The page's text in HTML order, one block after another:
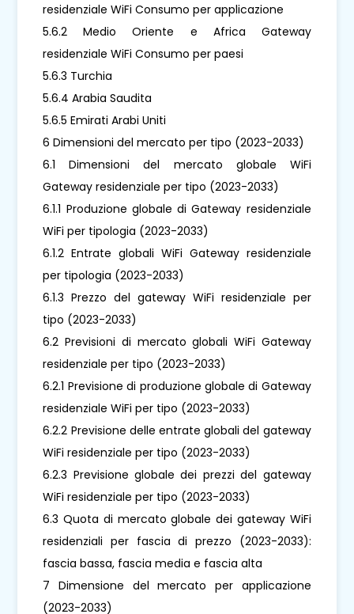
residenziale WiFi Consumo per applicazione
5.6.2 Medio Oriente e Africa Gateway
residenziale WiFi Consumo per paesi
5.6.3 Turchia
5.6.4 Arabia Saudita
5.6.5 Emirati Arabi Uniti
6 Dimensioni del mercato per tipo (2023-2033)
6.1 Dimensioni del mercato globale WiFi
Gateway residenziale per tipo (2023-2033)
6.1.1 Produzione globale di Gateway residenziale
WiFi per tipologia (2023-2033)
6.1.2 Entrate globali WiFi Gateway residenziale
per tipologia (2023-2033)
6.1.3 Prezzo del gateway WiFi residenziale per
tipo (2023-2033)
6.2 Previsioni di mercato globali WiFi Gateway
residenziale per tipo (2023-2033)
6.2.1 Previsione di produzione globale di Gateway
residenziale WiFi per tipo (2023-2033)
6.2.2 Previsione delle entrate globali del gateway
WiFi residenziale per tipo (2023-2033)
6.2.3 Previsione globale dei prezzi del gateway
WiFi residenziale per tipo (2023-2033)
6.3 Quota di mercato globale dei gateway WiFi
residenziali per fascia di prezzo (2023-2033):
fascia bassa, fascia media e fascia alta
7 Dimensione del mercato per applicazione
(2023-2033)